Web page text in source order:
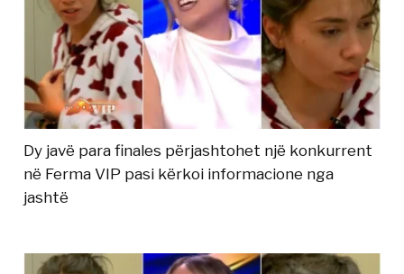
Dy javë para finales përjashtohet një konkurrent
në Ferma VIP pasi kërkoi informacione nga
jashtë